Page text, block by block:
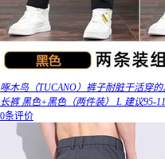
啄木鸟（TUCANO）裤子耐脏干活穿
长裤 黑色+黑色（两件装） L 建议95-
0条评价